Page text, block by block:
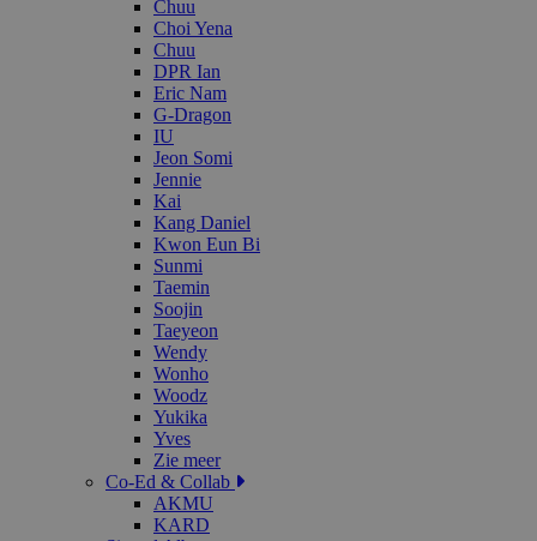
Chuu
Choi Yena
Chuu
DPR Ian
Eric Nam
G-Dragon
IU
Jeon Somi
Jennie
Kai
Kang Daniel
Kwon Eun Bi
Sunmi
Taemin
Soojin
Taeyeon
Wendy
Wonho
Woodz
Yukika
Yves
Zie meer
Co-Ed & Collab
AKMU
KARD